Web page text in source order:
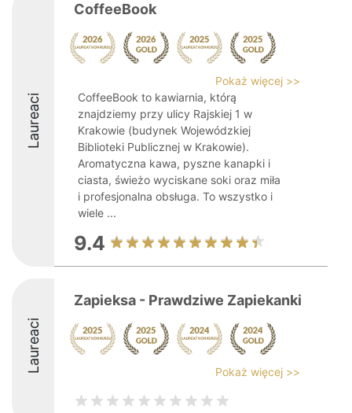
Laureaci
CoffeeBook
Pokaż więcej >>
CoffeeBook to kawiarnia, którą
znajdziemy przy ulicy Rajskiej 1 w
Krakowie (budynek Wojewódzkiej
Biblioteki Publicznej w Krakowie).
Aromatyczna kawa, pyszne kanapki i
ciasta, świeżo wyciskane soki oraz miła
i profesjonalna obsługa. To wszystko i
wiele ...
9.4
Laureaci
Zapieksa - Prawdziwe Zapiekanki
Pokaż więcej >>